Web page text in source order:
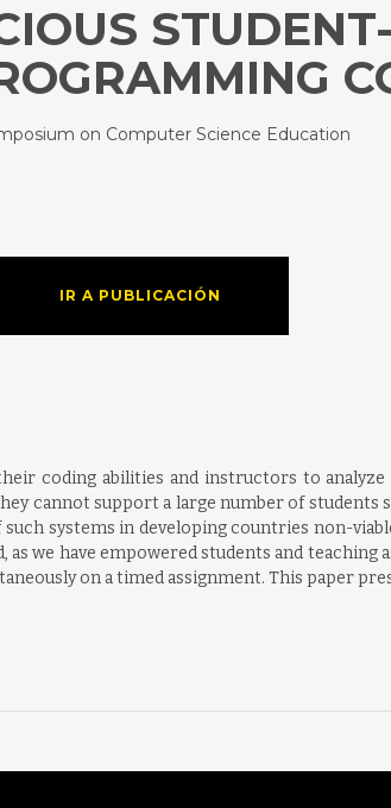
on Computer Science Education
IR A PUBLICACIÓN
coding abilities and instructors to
cannot support a large number of students
systems in developing countries non-
we have empowered students and
on a timed assignment. This paper